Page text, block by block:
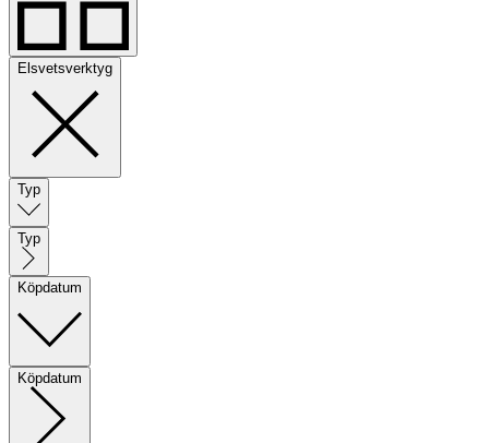
Elsvetsverktyg
Typ
Typ
Köpdatum
Köpdatum